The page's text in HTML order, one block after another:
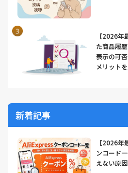
【2026年
た商品履
表示の可
メリット
新着記事
【2026
ンコード
えない原